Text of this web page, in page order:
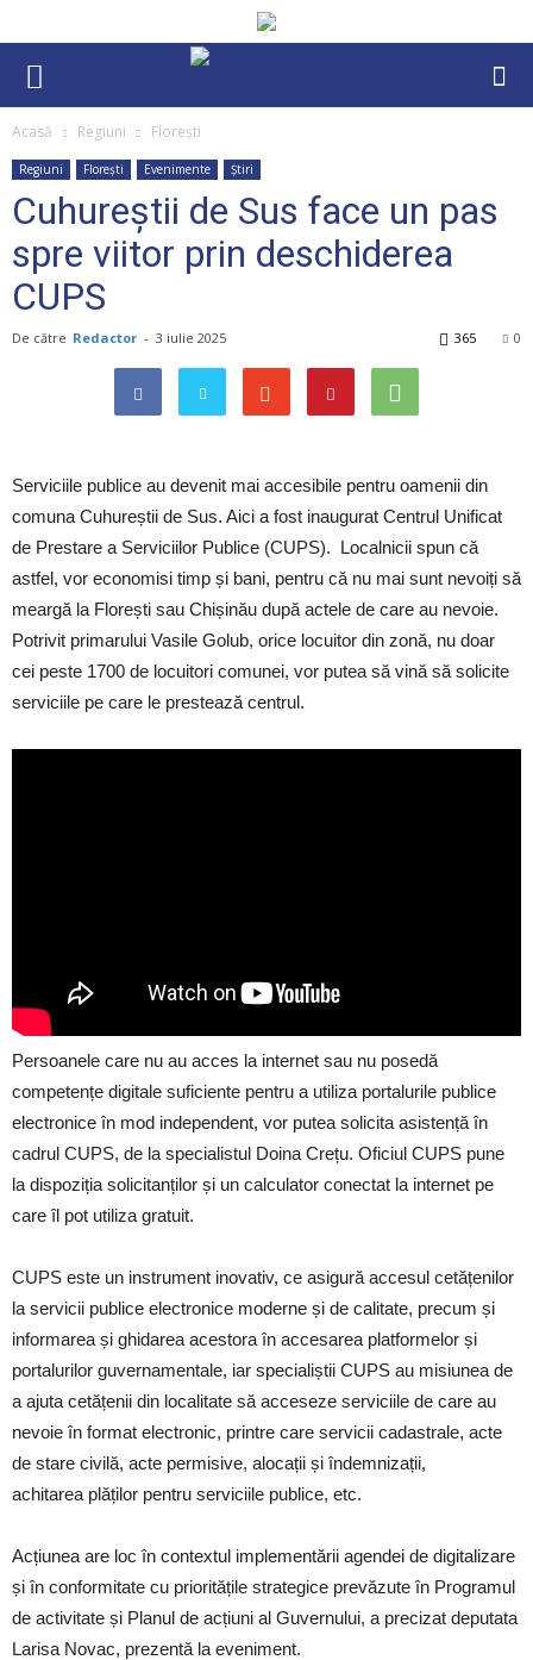
Acasă Regiuni Florești
Regiuni Florești Evenimente Știri
Cuhureștii de Sus face un pas
spre viitor prin deschiderea
CUPS
De către Redactor - 3 iulie 2025 0
365
Serviciile publice au devenit mai accesibile pentru oamenii din
comuna Cuhureștii de Sus. Aici a fost inaugurat Centrul Unificat
de Prestare a Serviciilor Publice (CUPS). Localnicii spun că
astfel, vor economisi timp și bani, pentru că nu mai sunt nevoiți să
meargă la Florești sau Chișinău după actele de care au nevoie.
Potrivit primarului Vasile Golub, orice locuitor din zonă, nu doar
cei peste 1700 de locuitori comunei, vor putea să vină să solicite
serviciile pe care le prestează centrul.
Persoanele care nu au acces la internet sau nu posedă
competențe digitale suficiente pentru a utiliza portalurile publice
electronice în mod independent, vor putea solicita asistență în
cadrul CUPS, de la specialistul Doina Crețu. Oficiul CUPS pune
la dispoziția solicitanților și un calculator conectat la internet pe
care îl pot utiliza gratuit.
CUPS este un instrument inovativ, ce asigură accesul cetățenilor
la servicii publice electronice moderne și de calitate, precum și
informarea și ghidarea acestora în accesarea platformelor și
portalurilor guvernamentale, iar specialiștii CUPS au misiunea de
a ajuta cetățenii din localitate să acceseze serviciile de care au
nevoie în format electronic, printre care servicii cadastrale, acte
de stare civilă, acte permisive, alocații și îndemnizații,
achitarea plăților pentru serviciile publice, etc.
Acțiunea are loc în contextul implementării agendei de digitalizare
și în conformitate cu prioritățile strategice prevăzute în Programul
de activitate și Planul de acțiuni al Guvernului, a precizat deputata
Larisa Novac, prezentă la eveniment.